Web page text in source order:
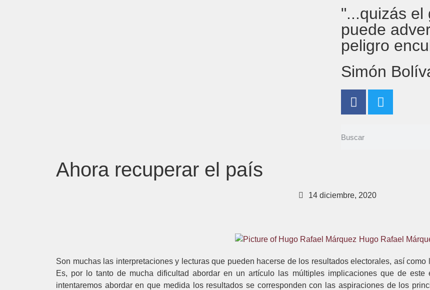
"...quizás el
puede
peligro
Simón
Ahora recuperar el país
14 diciembre, 2020
Hugo Rafael
Son muchas las interpretaciones y lecturas que pueden hacerse de los resultados electorales, así
Es, por lo tanto de mucha dificultad abordar en un artículo las múltiples implicaciones que de este
intentaremos abordar en que medida los resultados se corresponden con las aspiraciones de los